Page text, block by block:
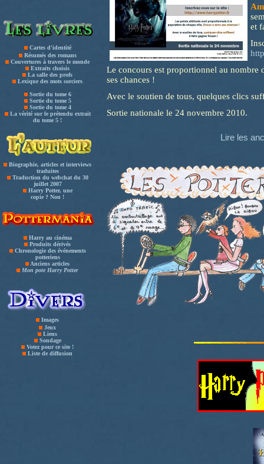
Cartes d'identité
Résumés des romans
Couvertures à travers le monde
Extraits choisis
La salle des profs
Lexique des mots sorciers
Sortie du tome 6
Sortie du tome 5
Sortie du tome 4
La vérité sur le prétendu extrait
du tome 5 !
Biographie, articles et interviews
traduites
Traduction du webchat du 30
juillet 2007
Harry Potter, une
copie ? Non !
Harry au cinéma
Produits dérivés
Chronologie des événements
potteriens
Anciens articles
Mon pote Harry Potter
Images
Jeux
Liens
Sondage
Votez pour ce site !
Liste de diffusion
et
Le concours est proportionnel au nombre
ses chances !
Avec le soutien de tous, quelques clics
Sortie nationale le 24 novembre 2010.
Lire les